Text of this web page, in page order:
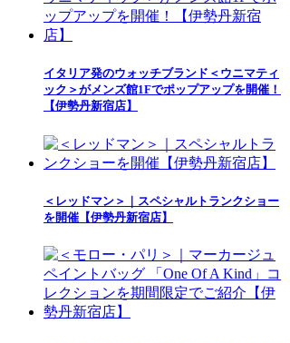
イタリア発のウォッチブランド＜ウニマティ
ック＞がメンズ館1Fでポップアップを開催！
【伊勢丹新宿店】
＜レッドマン＞｜スペシャルトランクショー
を開催【伊勢丹新宿店】